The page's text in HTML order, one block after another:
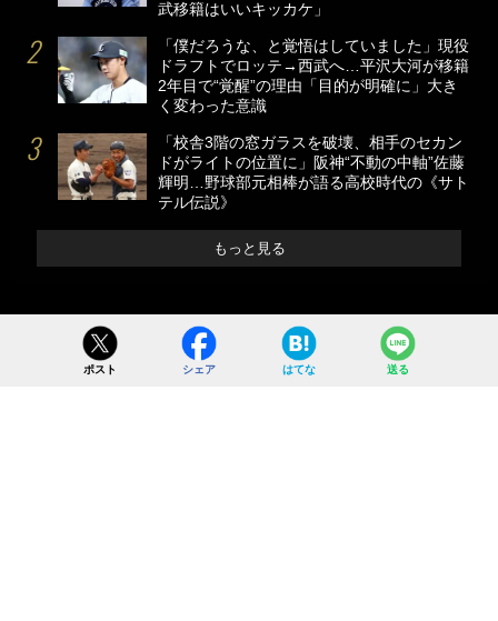
武移籍はいいキッカケ」
「僕だろうな、と覚悟はしていました」現役
ドラフトでロッテ→西武へ…平沢大河が移籍
2年目で“覚醒”の理由「目的が明確に」大き
く変わった意識
「校舎3階の窓ガラスを破壊、相手のセカン
ドがライトの位置に」阪神“不動の中軸”佐藤
輝明…野球部元相棒が語る高校時代の《サト
テル伝説》
もっと見る
ポスト シェア はてな 送る